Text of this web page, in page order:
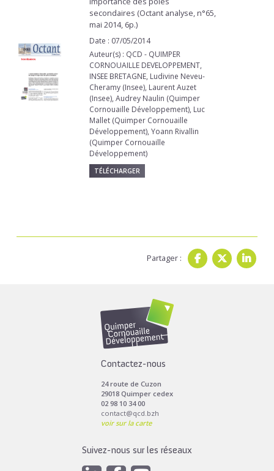
secondaires (Octant analyse, n°65,
mai 2014, 6p.)
Date : 07/05/2014
Auteur(s) : QCD - QUIMPER
CORNOUAILLE DEVELOPPEMENT,
INSEE BRETAGNE, Ludivine Neveu-
Cheramy (Insee), Laurent Auzet
(Insee), Audrey Naulin (Quimper
Cornouaille Développement), Luc
Mallet (Quimper Cornouaille
Développement), Yoann Rivallin
(Quimper Cornouaille
Développement)
TÉLÉCHARGER
Partager :
Contactez-nous
24 route de Cuzon
29018 Quimper cedex
02 98 10 34 00
contact@qcd.bzh
voir sur la carte
Suivez-nous sur les réseaux